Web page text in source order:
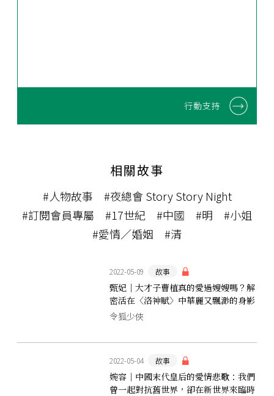
行動支持
相關故事
#人物故事
#夜總會 Story Story Night
#訂閱會員專屬
#17世紀 #中國 #明
#小姐
#愛情／婚姻
#清
2022-05-09 故事
甄妃｜大才子曹植真的愛過嫂嫂嗎？解
密活在〈洛神賦〉中華麗又飄渺的身影
令狐少俠
2022-05-04 故事
婉容｜中國末代皇后的愛情悲歌：我們
曾一起對抗舊世界，卻在新世界來臨時